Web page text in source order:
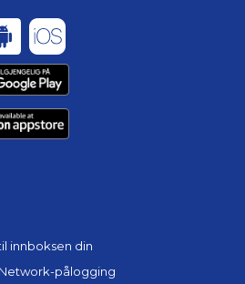
innboksen din
pålogging